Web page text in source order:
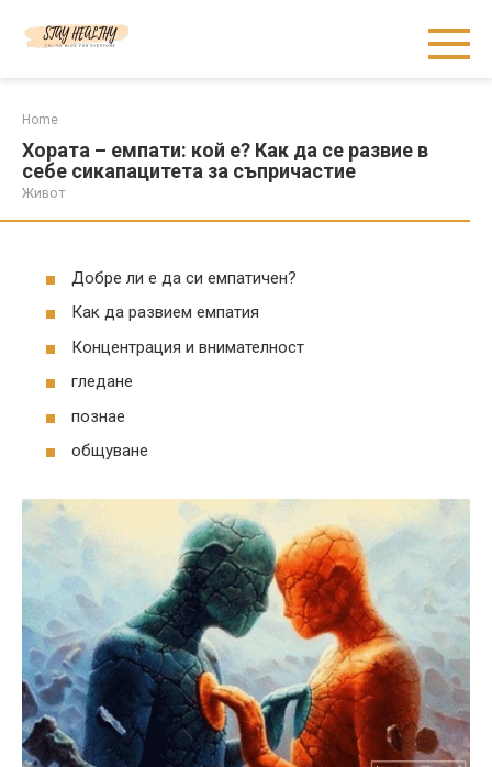
Home
Хората – емпати: кой е? Как да се развие в
себе сикапацитета за съпричастие
Живот
Добре ли е да си емпатичен?
Как да развием емпатия
Концентрация и внимателност
гледане
познае
общуване